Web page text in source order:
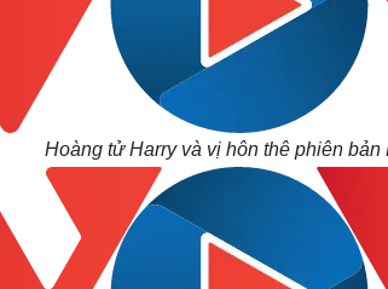
Hoàng tử Harry và vị hôn thê phiên bản